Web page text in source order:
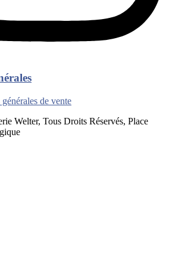
de vente
Welter, Tous Droits Réservés, Place